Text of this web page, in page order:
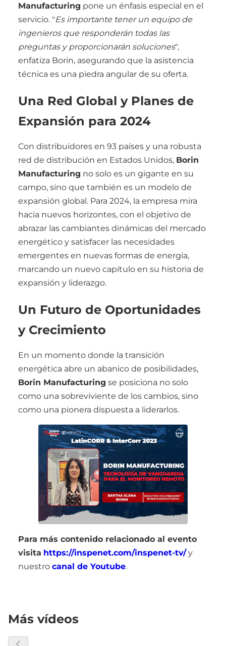
Manufacturing pone un énfasis especial en el
servicio. "Es importante tener un equipo de
ingenieros que responderán todas las
preguntas y proporcionarán soluciones",
enfatiza Borin, asegurando que la asistencia
técnica es una piedra angular de su oferta.
Una Red Global y Planes de
Expansión para 2024
Con distribuidores en 93 países y una robusta
red de distribución en Estados Unidos, Borin
Manufacturing no solo es un gigante en su
campo, sino que también es un modelo de
expansión global. Para 2024, la empresa mira
hacia nuevos horizontes, con el objetivo de
abrazar las cambiantes dinámicas del mercado
energético y satisfacer las necesidades
emergentes en nuevas formas de energía,
marcando un nuevo capítulo en su historia de
expansión y liderazgo.
Un Futuro de Oportunidades
y Crecimiento
En un momento donde la transición
energética abre un abanico de posibilidades,
Borin Manufacturing se posiciona no solo
como una sobreviviente de los cambios, sino
como una pionera dispuesta a liderarlos.
Para más contenido relacionado al evento
visita https://inspenet.com/inspenet-tv/y
nuestro canal de Youtube.
Más vídeos